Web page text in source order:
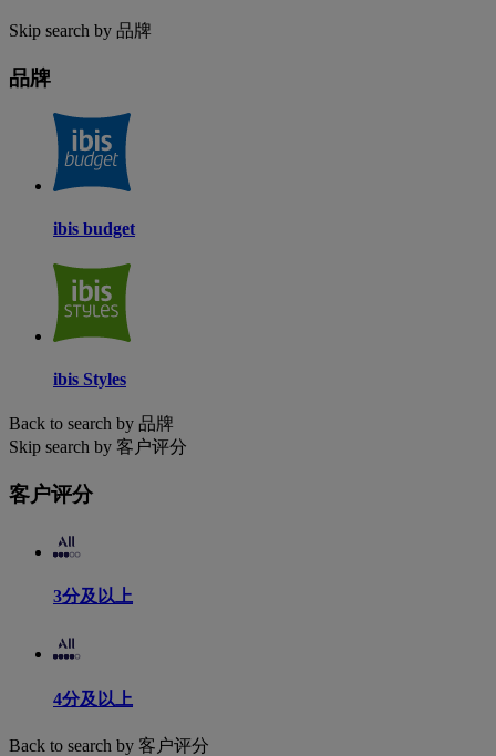
Skip search by 品牌
品牌
ibis budget
ibis Styles
Back to search by 品牌
Skip search by 客户评分
客户评分
3分及以上
4分及以上
Back to search by 客户评分